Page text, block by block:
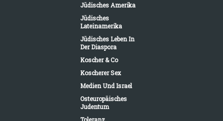
Jüdisches Amerika
Jüdisches
Lateinamerika
Jüdisches Leben In
Der Diaspora
Koscher & Co
Koscherer Sex
Medien Und Israel
Osteuropäisches
Judentum
Toleranz